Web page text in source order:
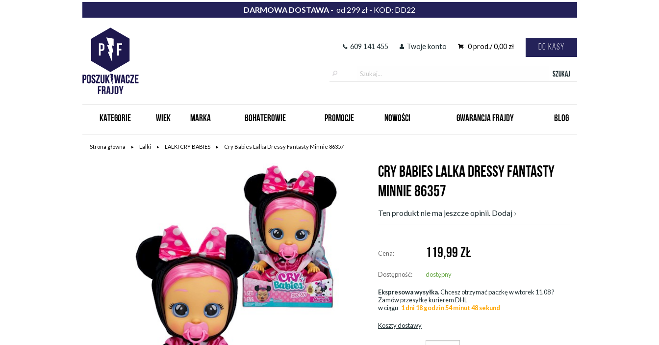
DARMOWA DOSTAWA - od 299 zł - KOD: DD22
609 141 455 Twoje konto 0 prod./0,00 zł Do kasy
Szukaj
KATEGORIE WIEK MARKA BOHATEROWIE PROMOCJE NOWOŚCI GWARANCJA FRAJDY BLOG
Strona główna Lalki LALKI CRY BABIES Cry Babies Lalka Dressy Fantasty Minnie 86357
CRY BABIES LALKA DRESSY FANTASTY
MINNIE 86357
Ten produkt nie ma jeszcze opinii. Dodaj ›
Cena: 119,99 ZŁ
Dostępność: dostępny
Ekspresowa wysyłka.Chcesz otrzymać paczkę wwtorek 11.08?
Zamów przesyłkę kurierem DHL
w ciągu 1 dni 18 godzin 54 minut 46 sekund
Koszty dostawy